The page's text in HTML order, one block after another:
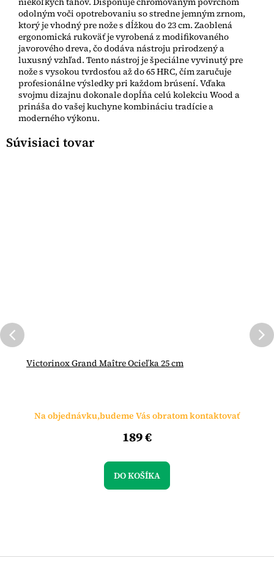
odolným voči opotrebovaniu so stredne jemným zrnom,
ktorý je vhodný pre nože s dĺžkou do 23 cm. Zaoblená
ergonomická rukoväť je vyrobená z modifikovaného
javorového dreva, čo dodáva nástroju prirodzený a
luxusný vzhľad. Tento nástroj je špeciálne vyvinutý pre
nože s vysokou tvrdosťou až do 65 HRC, čím zaručuje
profesionálne výsledky pri každom brúsení. Vďaka
svojmu dizajnu dokonale dopĺňa celú kolekciu Wood a
prináša do vašej kuchyne kombináciu tradície a
moderného výkonu.
Súvisiaci tovar
Victorinox Grand Maître Ocieľka 25 cm
Na objednávku,budeme Vás obratom kontaktovať
189 €
DO KOŠÍKA